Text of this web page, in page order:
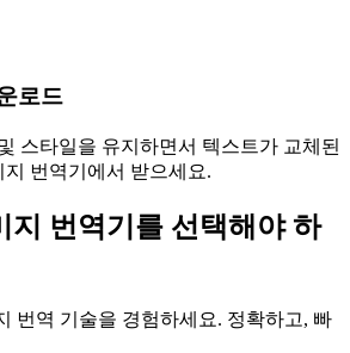
로드
스타일을 유지하면서 텍스트가 교체된
번역기에서 받으세요.
지 번역기를 선택해야 하
번역 기술을 경험하세요. 정확하고, 빠